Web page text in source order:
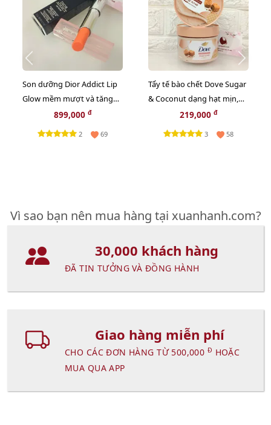
Son dưỡng Dior Addict Lip
Glow mềm mượt và tăng
sắc môi, #004 Coral - cam tự
nhiên (New)
899,000 đ
2 69
Tẩy tế bào chết Dove Sugar
& Coconut dạng hạt mịn,
sạch da cùng hương lựu
ngọt béo, 280g
219,000 đ
3 58
Vì sao bạn nên mua hàng tại xuanhanh.com?
30,000 khách hàng
ĐÃ TIN TƯỞNG VÀ ĐỒNG HÀNH
Giao hàng miễn phí
CHO CÁC ĐƠN HÀNG TỪ 500,000 Đ HOẶC
MUA QUA APP